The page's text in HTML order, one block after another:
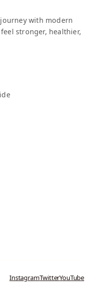
with modern
stronger, healthier,
InstagramTwitterYouTube